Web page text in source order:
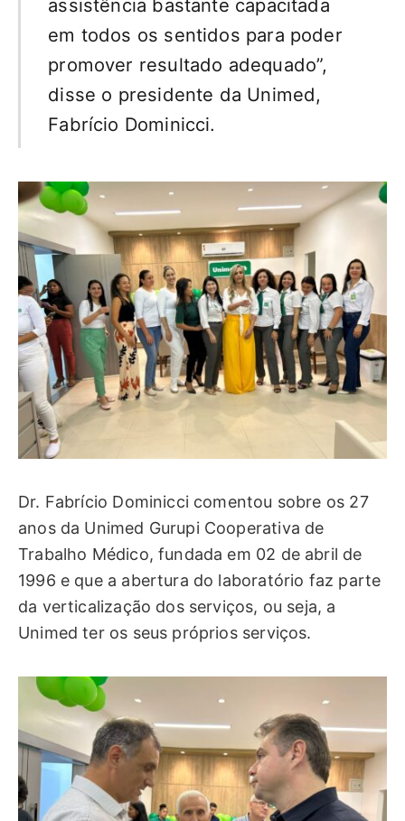
assistência bastante capacitada
em todos os sentidos para poder
promover resultado adequado”,
disse o presidente da Unimed,
Fabrício Dominicci.
Dr. Fabrício Dominicci comentou sobre os 27
anos da Unimed Gurupi Cooperativa de
Trabalho Médico, fundada em 02 de abril de
1996 e que a abertura do laboratório faz parte
da verticalização dos serviços, ou seja, a
Unimed ter os seus próprios serviços.